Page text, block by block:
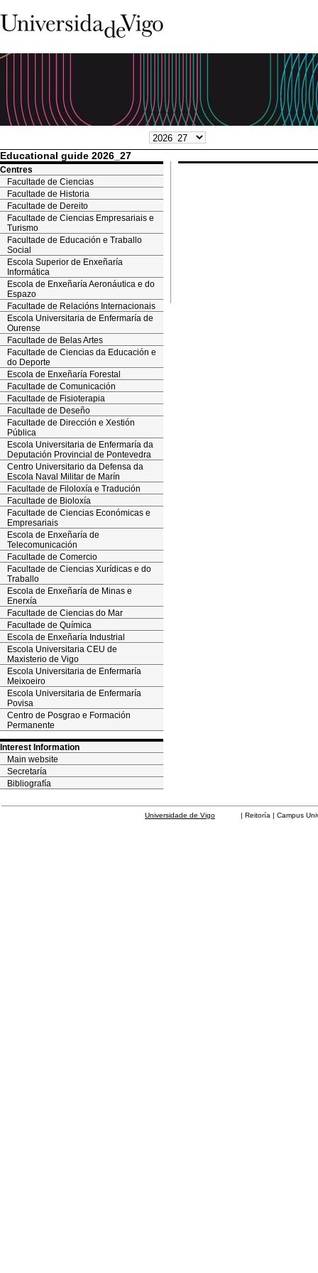
Educational guide 2026_27
Centres
Facultade de Ciencias
Facultade de Historia
Facultade de Dereito
Facultade de Ciencias Empresariais e
Turismo
Facultade de Educación e Traballo
Social
Escola Superior de Enxeñaría
Informática
Escola de Enxeñaría Aeronáutica e do
Espazo
Facultade de Relacións Internacionais
Escola Universitaria de Enfermaría de
Ourense
Facultade de Belas Artes
Facultade de Ciencias da Educación e
do Deporte
Escola de Enxeñaría Forestal
Facultade de Comunicación
Facultade de Fisioterapia
Facultade de Deseño
Facultade de Dirección e Xestión
Pública
Escola Universitaria de Enfermaría da
Deputación Provincial de Pontevedra
Centro Universitario da Defensa da
Escola Naval Militar de Marín
Facultade de Filoloxía e Tradución
Facultade de Bioloxía
Facultade de Ciencias Económicas e
Empresariais
Escola de Enxeñaría de
Telecomunicación
Facultade de Comercio
Facultade de Ciencias Xurídicas e do
Traballo
Escola de Enxeñaría de Minas e
Enerxía
Facultade de Ciencias do Mar
Facultade de Química
Escola de Enxeñaría Industrial
Escola Universitaria CEU de
Maxisterio de Vigo
Escola Universitaria de Enfermaría
Meixoeiro
Escola Universitaria de Enfermaría
Povisa
Centro de Posgrao e Formación
Permanente
Interest Information
Main website
Secretaría
Bibliografía
Universidade de Vigo | Reitoría | Campus